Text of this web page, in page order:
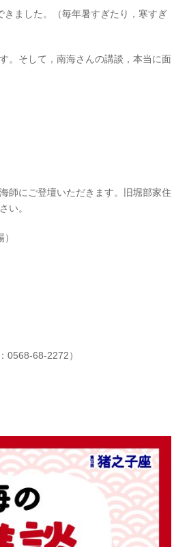
ました。（毎年暑すぎたり，寒すぎ
。そして，南海さんの講談，本当に面
師にご登壇いただきます。旧堀部家住
い。
0568-68-2272）